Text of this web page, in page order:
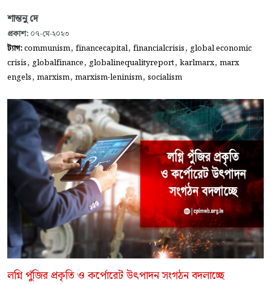
শান্তনু দে
প্রকাশ: ০৭-মে-২০২৩
ট্যাগ:communism, financecapital, financialcrisis, global economic
crisis, globalfinance, globalinequalityreport, karlmarx, marx
engels, marxism, marxism-leninism, socialism
লগ্নি পুঁজির প্রকৃতি ও কর্পোরেট উৎপাদন সংগঠন বদলাচ্ছে